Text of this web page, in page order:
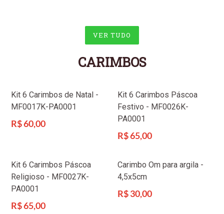
VER TUDO
CARIMBOS
Kit 6 Carimbos de Natal -
MF0017K-PA0001
Preço
R$ 60,00
Kit 6 Carimbos Páscoa
Festivo - MF0026K-
PA0001
Preço
R$ 65,00
Kit 6 Carimbos Páscoa
Religioso - MF0027K-
PA0001
Preço
R$ 65,00
Carimbo Om para argila -
4,5x5cm
Preço
R$ 30,00